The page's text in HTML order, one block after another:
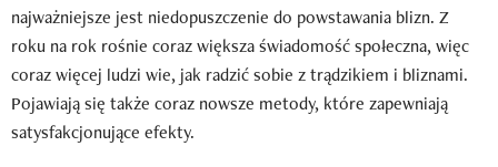
najważniejsze jest niedopuszczenie do powstawania blizn. Z
roku na rok rośnie coraz większa świadomość społeczna, więc
coraz więcej ludzi wie, jak radzić sobie z trądzikiem i bliznami.
Pojawiają się także coraz nowsze metody, które zapewniają
satysfakcjonujące efekty.